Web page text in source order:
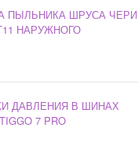
ПЫЛЬНИКА ШРУСА ЧЕРИ
НАРУЖНОГО
ДАВЛЕНИЯ В ШИНАХ
7 PRO